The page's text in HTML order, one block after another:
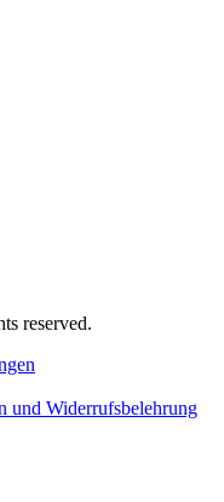
reserved.
und Widerrufsbelehrung